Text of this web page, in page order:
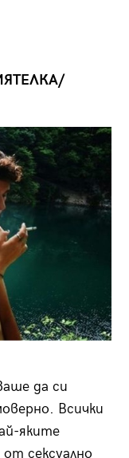
да си
Всички
яките
сексуално